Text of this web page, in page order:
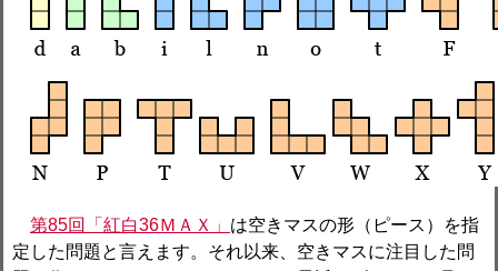
第85回「紅白36ＭＡＸ」 は空きマスの形（ピース）を指
定した問題と言えます。それ以来、空きマスに注目した問